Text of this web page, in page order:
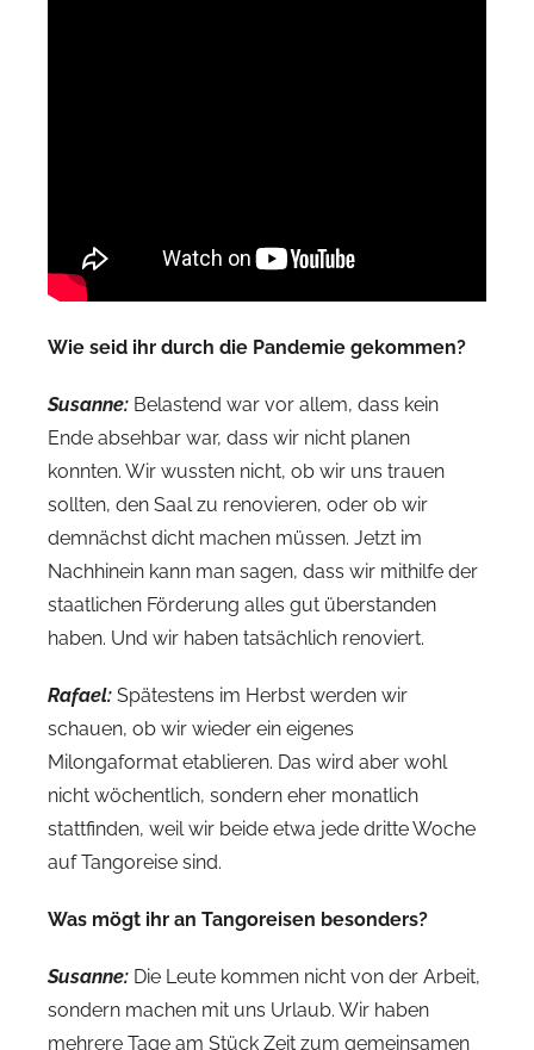
Wie seid ihr durch die Pandemie gekommen?
Susanne: Belastend war vor allem, dass kein
Ende absehbar war, dass wir nicht planen
konnten. Wir wussten nicht, ob wir uns trauen
sollten, den Saal zu renovieren, oder ob wir
demnächst dicht machen müssen. Jetzt im
Nachhinein kann man sagen, dass wir mithilfe der
staatlichen Förderung alles gut überstanden
haben. Und wir haben tatsächlich renoviert.
Rafael: Spätestens im Herbst werden wir
schauen, ob wir wieder ein eigenes
Milongaformat etablieren. Das wird aber wohl
nicht wöchentlich, sondern eher monatlich
stattfinden, weil wir beide etwa jede dritte Woche
auf Tangoreise sind.
Was mögt ihr an Tangoreisen besonders?
Susanne: Die Leute kommen nicht von der Arbeit,
sondern machen mit uns Urlaub. Wir haben
mehrere Tage am Stück Zeit zum gemeinsamen